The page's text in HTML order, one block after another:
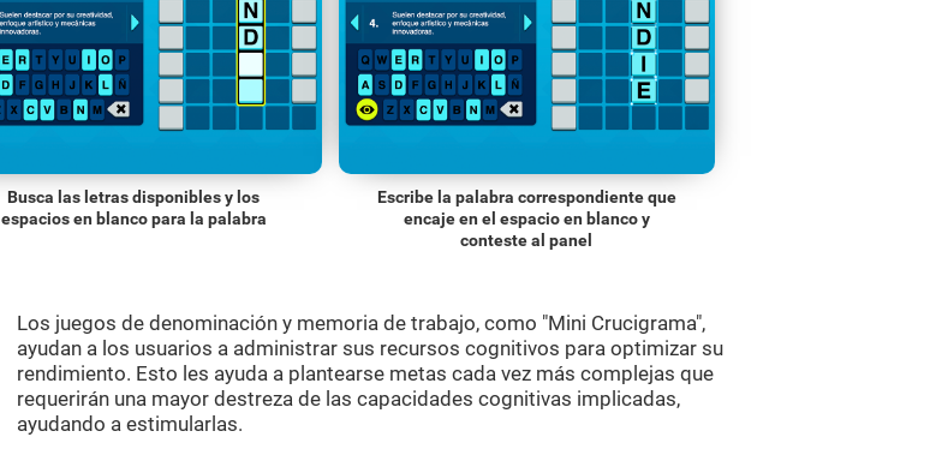
Busca las letras disponibles y los
espacios en blanco para la palabra
Escribe la palabra correspondiente que
encaje en el espacio en blanco y
conteste al panel
Los juegos de denominación y memoria de trabajo, como "Mini Crucigrama",
ayudan a los usuarios a administrar sus recursos cognitivos para optimizar su
rendimiento. Esto les ayuda a plantearse metas cada vez más complejas que
requerirán una mayor destreza de las capacidades cognitivas implicadas,
ayudando a estimularlas.